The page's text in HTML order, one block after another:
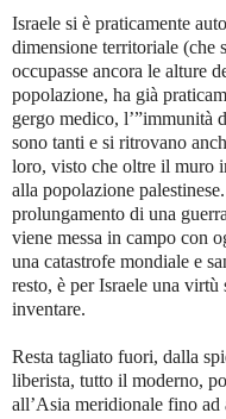
Israele si è praticamente
dimensione territoriale (che
occupasse ancora le alture
popolazione, ha già
gergo medico, l’”immunità
sono tanti e si ritrovano
loro, visto che oltre il muro
alla popolazione
prolungamento di una
viene messa in campo con
una catastrofe mondiale e
resto, è per Israele una
inventare.
Resta tagliato fuori, dalla
liberista, tutto il moderno,
all’Asia meridionale fino